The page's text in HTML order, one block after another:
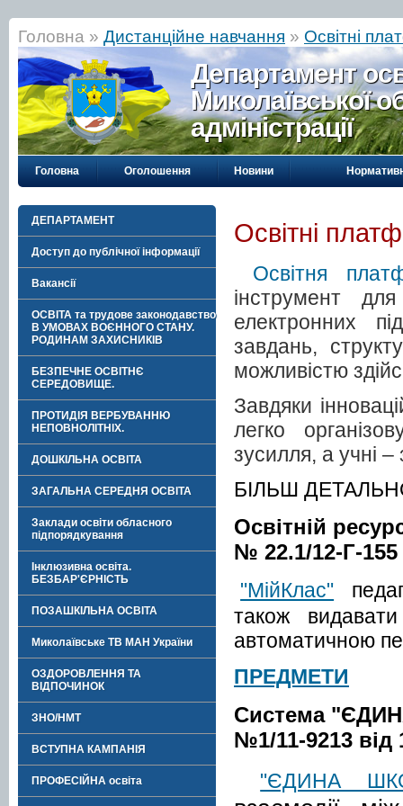
Головна » Дистанційне навчання » Освітні
Департамент
Миколаївської
адміністрації
Головна Оголошення Новини
ДЕПАРТАМЕНТ
Доступ до публічної інформації
Вакансії
ОСВІТА та трудове законодавство
В УМОВАХ ВОЄННОГО СТАНУ.
РОДИНАМ ЗАХИСНИКІВ
БЕЗПЕЧНЕ ОСВІТНЄ
СЕРЕДОВИЩЕ.
ПРОТИДІЯ ВЕРБУВАННЮ
НЕПОВНОЛІТНІХ.
ДОШКІЛЬНА ОСВІТА
ЗАГАЛЬНА СЕРЕДНЯ ОСВІТА
Заклади освіти обласного
підпорядкування
Інклюзивна освіта.
БЕЗБАР'ЄРНІСТЬ
ПОЗАШКІЛЬНА ОСВІТА
Миколаївське ТВ МАН України
ОЗДОРОВЛЕННЯ ТА
ВІДПОЧИНОК
ЗНО/НМТ
ВСТУПНА КАМПАНІЯ
ПРОФЕСІЙНА освіта
Освітні
Освітня
інструмент
електронних
завдань,
можливістю
Завдяки
легко
зусилля, а учні –
БІЛЬШ
Освітній
№ 22.1/12-Г-155
"МійКлас"
також
автоматичною
ПРЕДМЕТИ
Система
№1/11-9213 від
"ЄДИНА